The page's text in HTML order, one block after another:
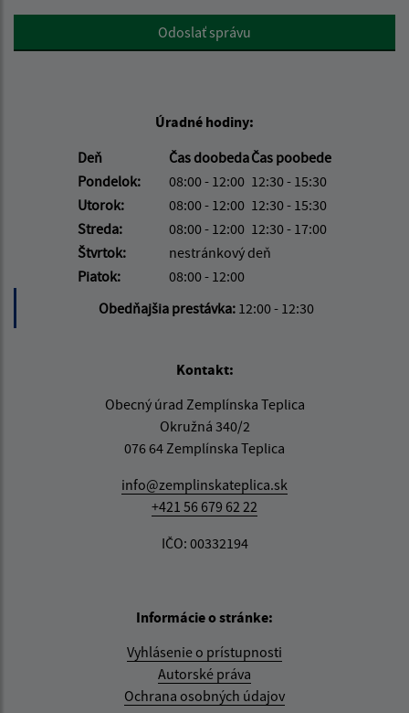
Google reCaptcha ResponseOdoslať správu
Úradné hodiny:
Deň
Čas doobedaČas poobede
Pondelok:
08:00 - 12:00 12:30 - 15:30
Utorok:
08:00 - 12:00 12:30 - 15:30
Streda:
08:00 - 12:00 12:30 - 17:00
Štvrtok:
nestránkový deň
Piatok:
08:00 - 12:00
Obedňajšia prestávka: 12:00 - 12:30
Kontakt:
Obecný úrad Zemplínska Teplica
Okružná 340/2
076 64 Zemplínska Teplica
info@zemplinskateplica.sk
+421 56 679 62 22
IČO: 00332194
Informácie o stránke:
Vyhlásenie o prístupnosti
Autorské práva
Ochrana osobných údajov